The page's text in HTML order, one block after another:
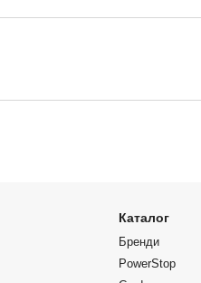
Каталог
Бренди
PowerStop